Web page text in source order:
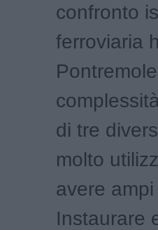
confronto
ferroviaria
di tre
molto
avere
Instaurare